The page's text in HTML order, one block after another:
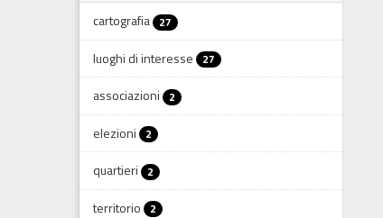
cartografia 27
luoghi di interesse 27
associazioni 2
elezioni 2
quartieri 2
territorio 2